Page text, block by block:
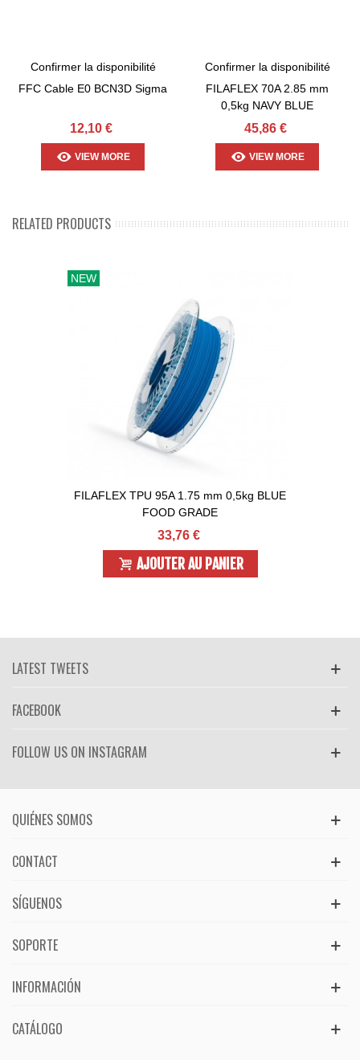
Confirmer la disponibilité
FFC Cable E0 BCN3D Sigma
12,10 €
VIEW MORE
Confirmer la disponibilité
FILAFLEX 70A 2.85 mm
0,5kg NAVY BLUE
45,86 €
VIEW MORE
RELATED PRODUCTS
NEW
FILAFLEX TPU 95A 1.75 mm 0,5kg BLUE
FOOD GRADE
33,76 €
AJOUTER AU PANIER
LATEST TWEETS
FACEBOOK
FOLLOW US ON INSTAGRAM
QUIÉNES SOMOS
CONTACT
SÍGUENOS
SOPORTE
INFORMACIÓN
CATÁLOGO